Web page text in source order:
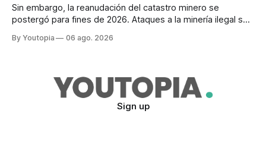
Sin embargo, la reanudación del catastro minero se
postergó para fines de 2026. Ataques a la minería ilegal se
By Youtopia 06 ago. 2026
Sign up